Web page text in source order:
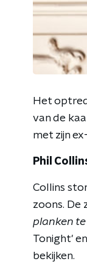
Het
van de
met zijn
Phil
Collins
zoons.
planken te
Tonight'
bekijken.